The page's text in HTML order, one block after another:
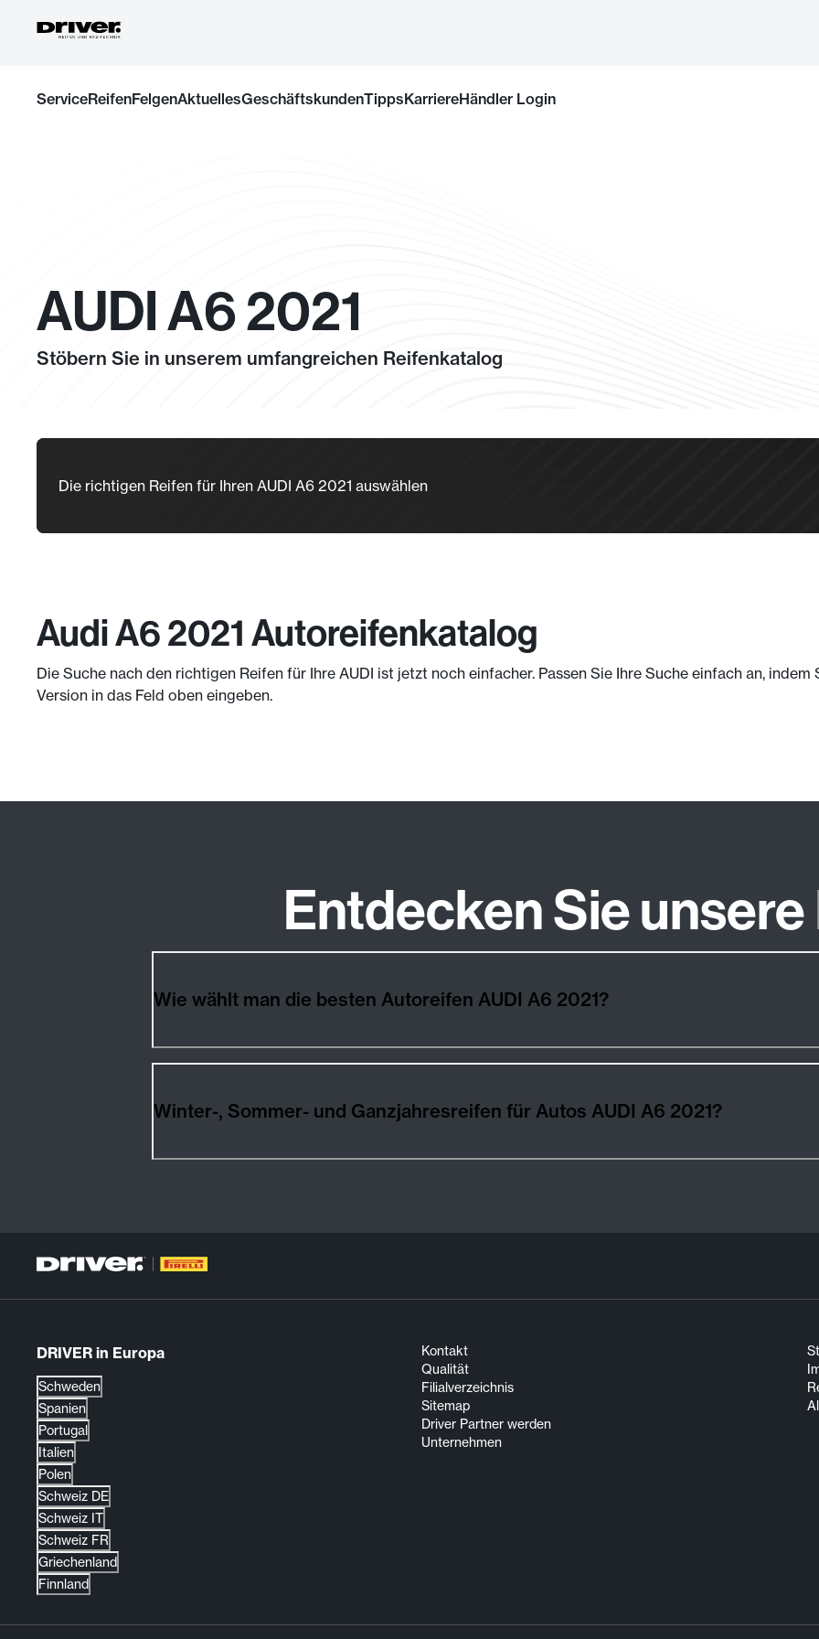
InhaltServiceReifenFelgenAktuellesGeschäftskundenTippsKarriereHändler Login
AUDI A6 2021
Stöbern Sie in unserem umfangreichen Reifenkatalog
Die richtigen Reifen für Ihren AUDI A6 2021 auswählen
Audi A6 2021 Autoreifenkatalog
Die Suche nach den richtigen Reifen für Ihre AUDI ist jetzt noch einfacher. Passen Sie Ihre Suche einfach an,
Version in das Feld oben eingeben.
Entdecken Sie unsere
Wie wählt man die besten Autoreifen AUDI A6 2021?
Winter-, Sommer- und Ganzjahresreifen für Autos AUDI A6 2021?
DRIVER in Europa
Schweden
Spanien
Portugal
Italien
Polen
Schweiz DE
Schweiz IT
Schweiz FR
Griechenland
Finnland
Kontakt
Qualität
Filialverzeichnis
Sitemap
Driver Partner werden
Unternehmen